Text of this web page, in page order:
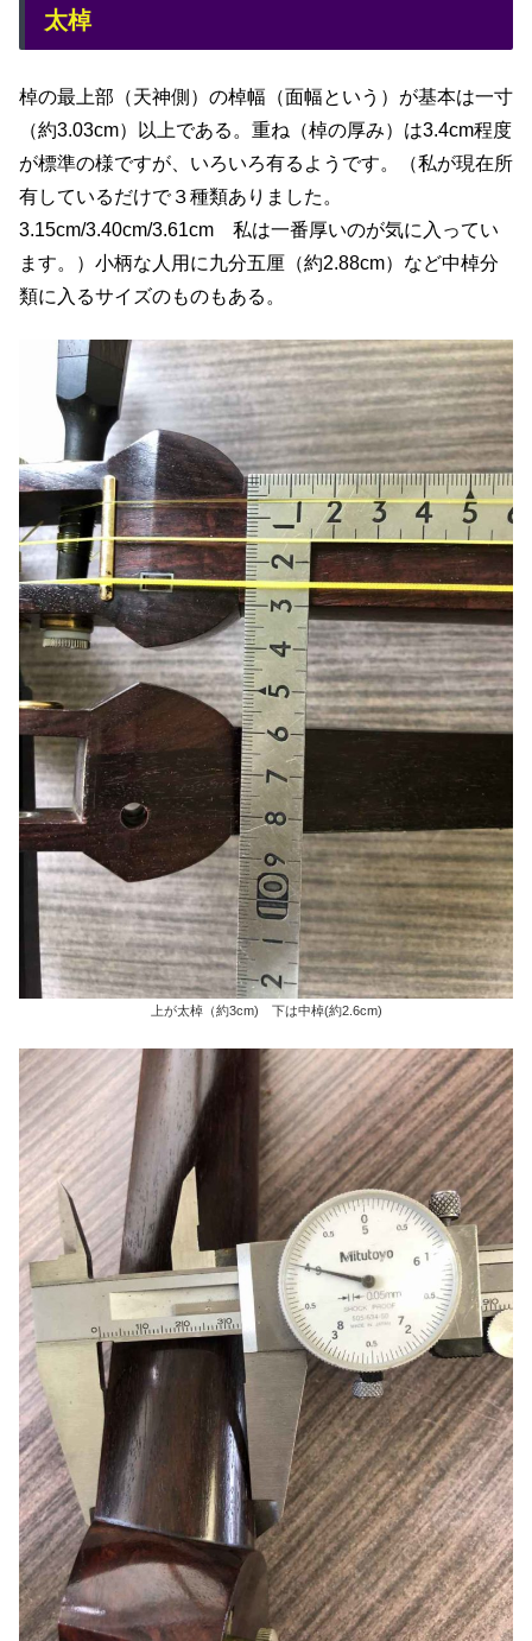
太棹
棹の最上部（天神側）の棹幅（面幅という）が基本は一寸
（約3.03cm）以上である。重ね（棹の厚み）は3.4cm程度
が標準の様ですが、いろいろ有るようです。（私が現在所
有しているだけで３種類ありました。
3.15cm/3.40cm/3.61cm 私は一番厚いのが気に入ってい
ます。）小柄な人用に九分五厘（約2.88cm）など中棹分
類に入るサイズのものもある。
上が太棹（約3cm) 下は中棹(約2.6cm)